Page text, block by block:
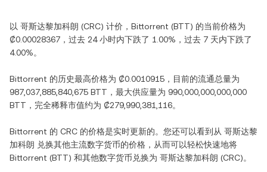
以 哥斯达黎加科朗 (CRC) 计价， Bittorrent (BTT) 的当前价格为
₡0.00028367 ，过去 24 小时内下跌了 1.00% ，过去 7 天内下跌了
4.00%。
Bittorrent 的历史最高价格为 ₡0.0010915 ，目前的流通总量为
987,037,885,840,675 BTT ，最大供应量为 990,000,000,000,000
BTT ，完全稀释市值约为 ₡279,990,381,116。
Bittorrent 的 CRC 的价格是实时更新的。您还可以看到从 哥斯达黎
加科朗 兑换其他主流数字货币的价格，从而可以轻松快速地将
Bittorrent (BTT) 和其他数字货币兑换为 哥斯达黎加科朗 (CRC)。